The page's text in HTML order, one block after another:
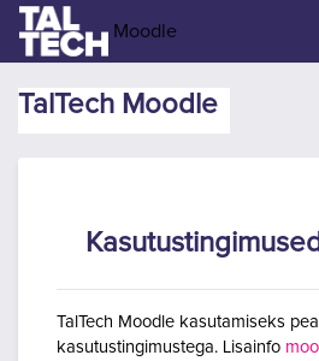
Jäta vahele peasisuni
Moodle
TalTech Moodle
Kasutustingimused
TalTech Moodle kasutamiseks
kasutustingimustega. Lisainfo